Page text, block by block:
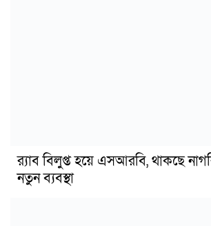
র‍্যাব বিলুপ্ত হয়ে এসআরবি, থাকছে
নতুন ব্যবস্থা